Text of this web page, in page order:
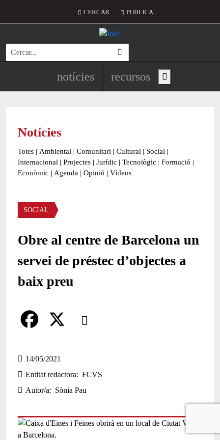
Menú del compte d'usuari
CERCAR PUBLICA
Cerca
Navegació principal de
notícies recursos Show main menu
Notícies
Totes | Ambiental | Comunitari | Cultural | Social |
Internacional | Projectes | Jurídic | Tecnològic | Formació |
Econòmic | Agenda | Opinió | Vídeos
Àmbit de la notícia
SOCIAL
Obre al centre de Barcelona un
servei de préstec d’objectes a
baix preu
Comparteix
a
c
e
o
14/05/2021
Entitat redactora
FCVS
Autor/a
Sònia Pau